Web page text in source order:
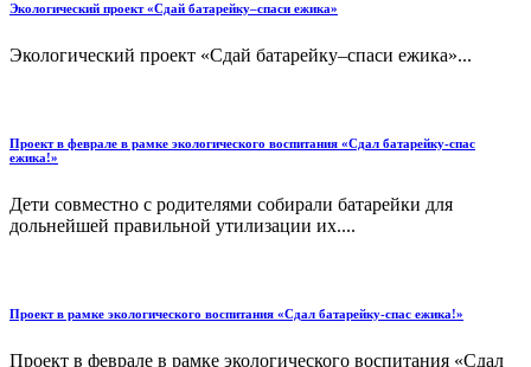
Экологический проект «Сдай батарейку–спаси ежика»
Экологический проект «Сдай батарейку–спаси ежика»...
Проект в феврале в рамке экологического воспитания «Сдал батарейку-спас
ежика!»
Дети совместно с родителями собирали батарейки для
дольнейшей правильной утилизации их....
Проект в рамке экологического воспитания «Сдал батарейку-спас ежика!»
Проект в феврале в рамке экологического воспитания «Сдал